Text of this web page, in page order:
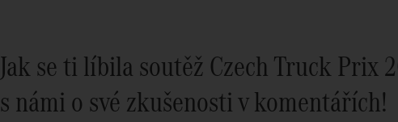
Jak se ti líbila soutěž Czech Truck Prix
s námi o své zkušenosti v komentářích!